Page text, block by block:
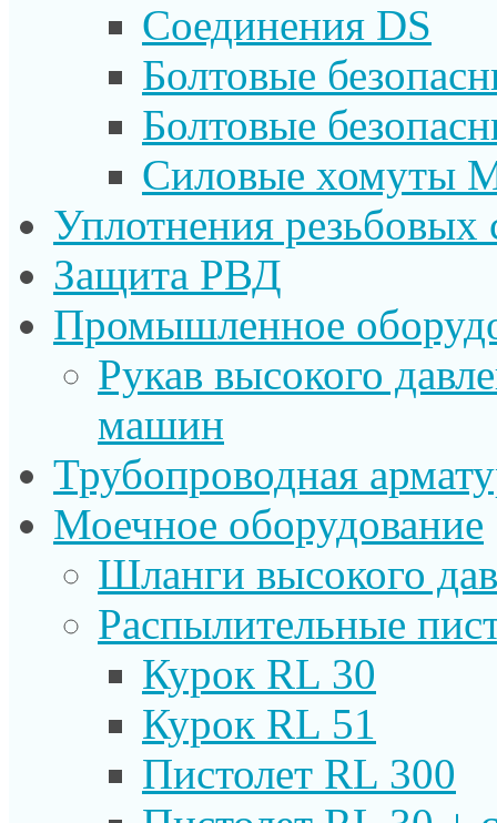
Соединения DS
Болтовые
Болтовые
Силовые хомуты
Уплотнения резьбовых
Защита РВД
Промышленное
Рукав высокого
машин
Трубопроводная
Моечное оборудование
Шланги высокого
Распылительные
Курок RL 30
Курок RL 51
Пистолет RL 300